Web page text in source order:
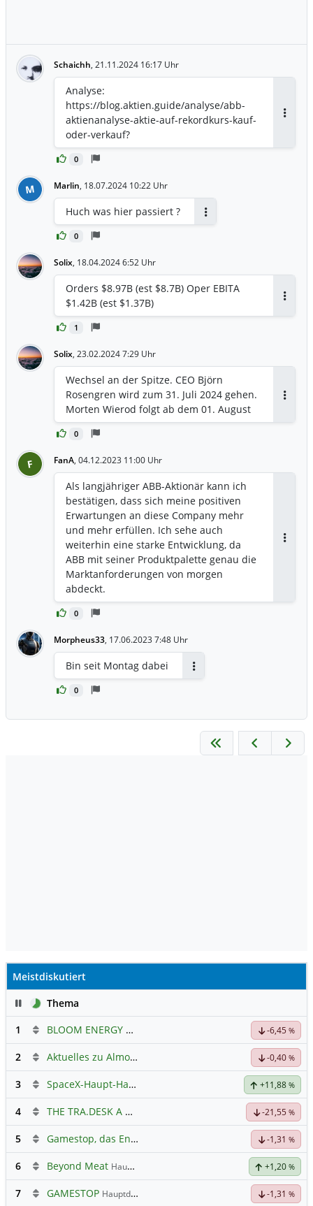
Schaichh, 21.11.2024 16:17 Uhr
0
Analyse:
https://blog.aktien.guide/analyse/abb-
aktienanalyse-aktie-auf-rekordkurs-kauf-
oder-verkauf?
M Marlin, 18.07.2024 10:22 Uhr
0
Huch was hier passiert ?
Solix, 18.04.2024 6:52 Uhr
1
Orders $8.97B (est $8.7B) Oper EBITA
$1.42B (est $1.37B)
Solix, 23.02.2024 7:29 Uhr
0
Wechsel an der Spitze. CEO Björn
Rosengren wird zum 31. Juli 2024 gehen.
Morten Wierod folgt ab dem 01. August
F FanA, 04.12.2023 11:00 Uhr
0
Als langjähriger ABB-Aktionär kann ich
bestätigen, dass sich meine positiven
Erwartungen an diese Company mehr
und mehr erfüllen. Ich sehe auch
weiterhin eine starke Entwicklung, da
ABB mit seiner Produktpalette genau die
Marktanforderungen von morgen
abdeckt.
Morpheus33, 17.06.2023 7:48 Uhr
0
Bin seit Montag dabei
Meistdiskutiert
PauseThema
1
BLOOM ENERGY A -6,45 %
2 Aktuelles zu Almonty Industries -0,40 %
3 SpaceX-Haupt-Hauptforum +11,88 %
4 THE TRA.DESK A DL-,000001 -21,55 %
5 Gamestop, das Ende naht -1,31 %
6 Beyond Meat Hauptdiskussion +1,20 %
7 GAMESTOP Hauptdiskussion -1,31 %